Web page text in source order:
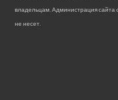
владельцам. Администрация сайта
не несет.